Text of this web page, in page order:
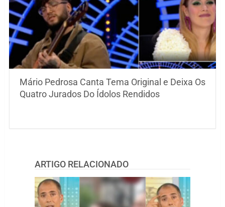
Mário Pedrosa Canta Tema Original e Deixa Os
Quatro Jurados Do Ídolos Rendidos
ARTIGO RELACIONADO